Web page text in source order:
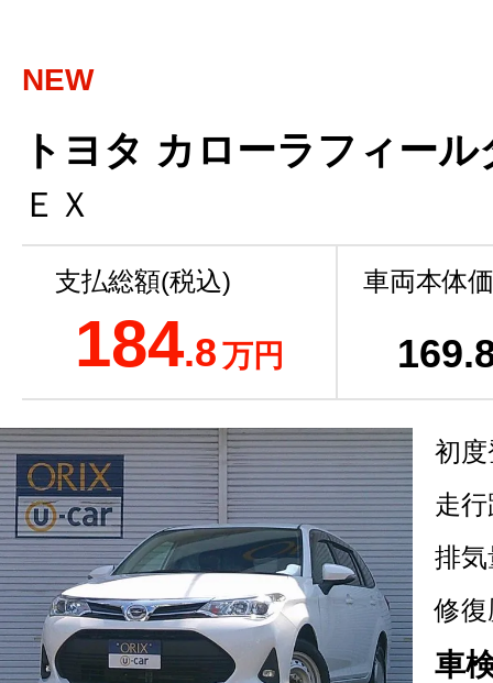
NEW
トヨタ カローラフィー
ＥＸ
支払総額(税込)
184.8万円
車両本体
169
初
走
排気
修復
車